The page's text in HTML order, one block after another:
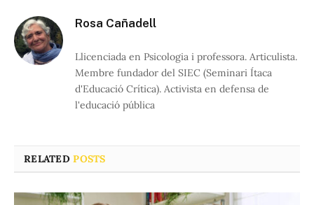
Rosa Cañadell
Llicenciada en Psicologia i professora. Articulista.
Membre fundador del SIEC (Seminari Ítaca
d'Educació Crítica). Activista en defensa de
l'educació pública
RELATEDPOSTS